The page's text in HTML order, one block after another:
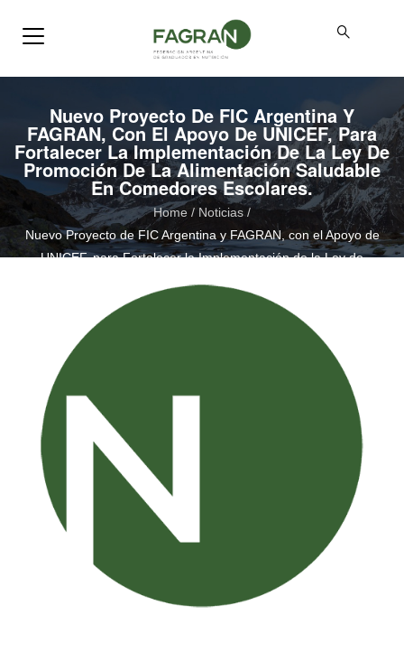
Nuevo Proyecto De FIC Argentina Y
FAGRAN, Con El Apoyo De UNICEF, Para
Fortalecer La Implementación De La Ley De
Promoción De La Alimentación Saludable
En Comedores Escolares.
Home / Noticias/
Nuevo Proyecto de FIC Argentina y FAGRAN, con el Apoyo de
UNICEF, para Fortalecer la Implementación de la Ley de